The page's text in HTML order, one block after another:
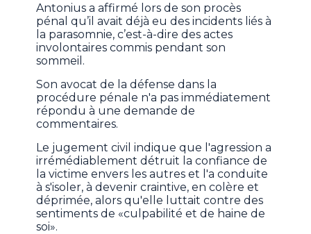
Antonius a affirmé lors de son procès
pénal qu’il avait déjà eu des incidents liés à
la parasomnie, c’est-à-dire des actes
involontaires commis pendant son
sommeil.
Son avocat de la défense dans la
procédure pénale n'a pas immédiatement
répondu à une demande de
commentaires.
Le jugement civil indique que l'agression a
irrémédiablement détruit la confiance de
la victime envers les autres et l'a conduite
à s'isoler, à devenir craintive, en colère et
déprimée, alors qu'elle luttait contre des
sentiments de «culpabilité et de haine de
soi».